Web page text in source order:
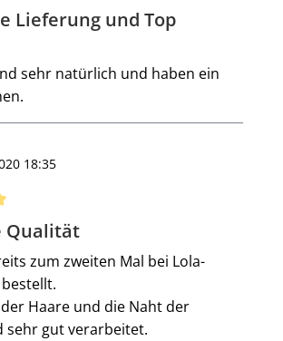
5 von 5 Sternen
Lieferung und Top
sehr natürlich und haben ein
18:35
5 von 5 Sternen
Qualität
zum zweiten Mal bei Lola-
Haare und die Naht der
sehr gut verarbeitet.